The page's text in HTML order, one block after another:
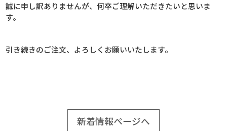
誠に申し訳ありませんが、何卒ご理解いただきたいと思いま
す。
引き続きのご注文、よろしくお願いいたします。
新着情報ページへ